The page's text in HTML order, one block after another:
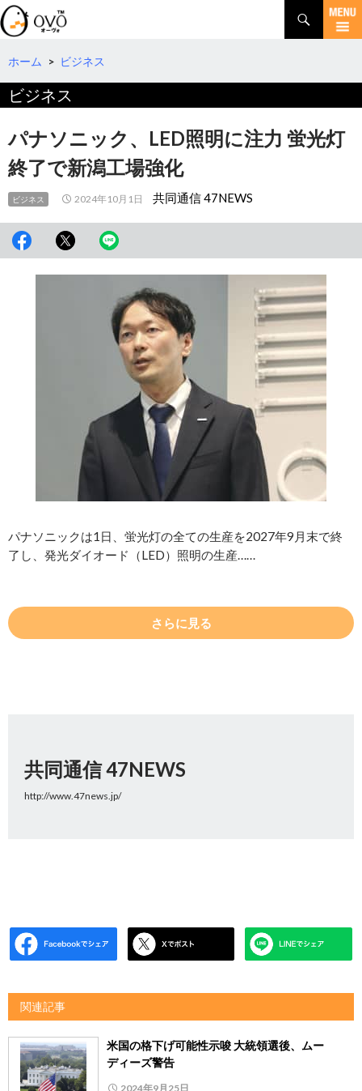
検
索
コ
テ
へ
動
ホーム > ビジネス
ビジネス
パナソニック、LED照明に注力 蛍光灯
終了で新潟工場強化
ビジネス 2024年10月1日 共同通信 47NEWS
パナソニックは1日、蛍光灯の全ての生産を2027年9月末で終
了し、発光ダイオード（LED）照明の生産……
さらに見る
共同通信 47NEWS
http://www.47news.jp/
関連記事
米国の格下げ可能性示唆 大統領選後、ムー
ディーズ警告
2024年9月25日